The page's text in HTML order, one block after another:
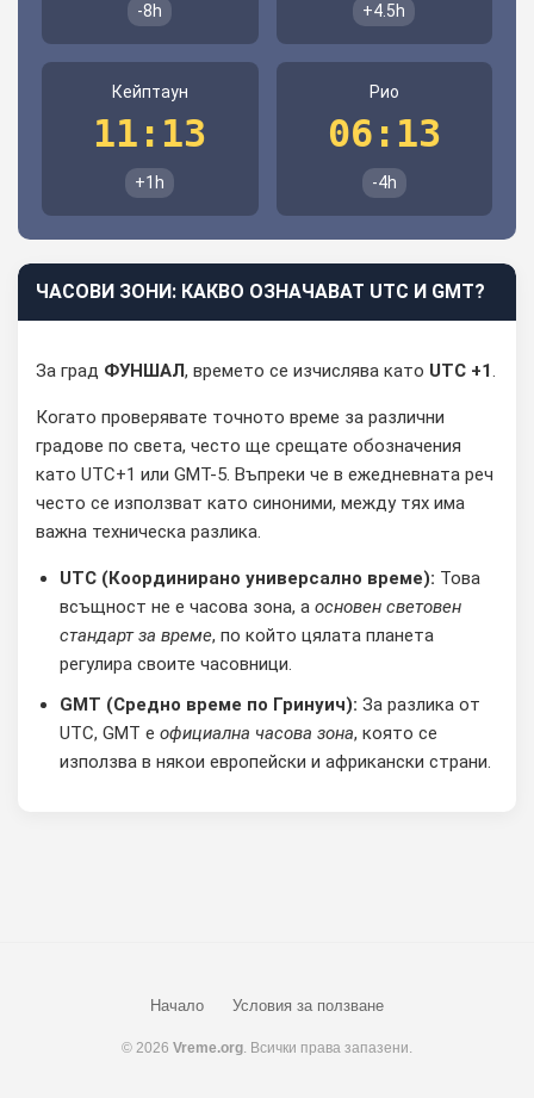
-8h +4.5h
Кейптаун
11:13
+1h
Рио
06:13
-4h
ЧАСОВИ ЗОНИ: КАКВО ОЗНАЧАВАТ UTC И GMT?
За град ФУНШАЛ, времето се изчислява като UTC +1.
Когато проверявате точното време за различни
градове по света, често ще срещате обозначения
като UTC+1 или GMT-5. Въпреки че в ежедневната реч
често се използват като синоними, между тях има
важна техническа разлика.
UTC (Координирано универсално време): Това
всъщност не е часова зона, а основен световен
стандарт за време, по който цялата планета
регулира своите часовници.
GMT (Средно време по Гринуич): За разлика от
UTC, GMT е официална часова зона, която се
използва в някои европейски и африкански страни.
Начало Условия за ползване
© 2026 Vreme.org. Всички права запазени.